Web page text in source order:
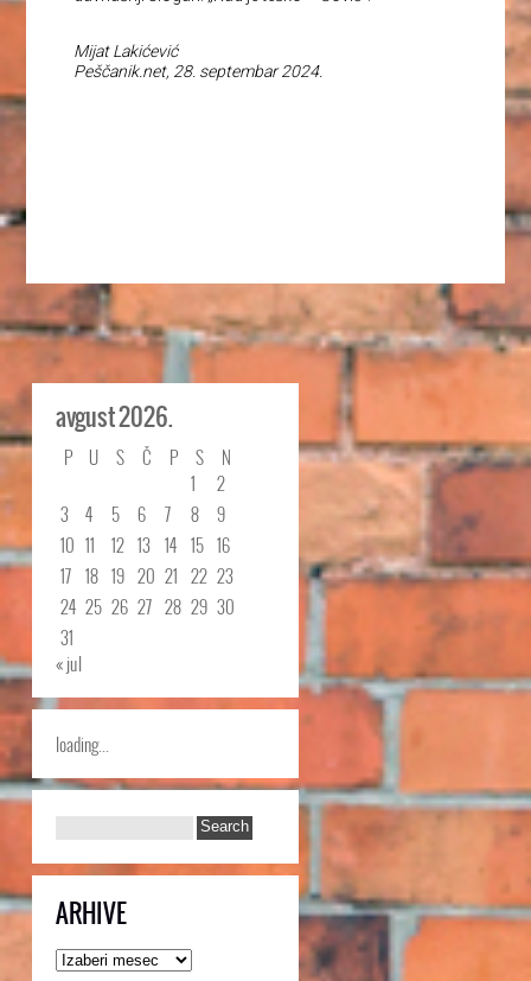
Mijat Lakićević
Peščanik.net, 28. septembar 2024.
avgust 2026.
P U S Č P S
N
1
2
3
4 5 6 7 8
9
10 11 12 13 14 15 16
17 18 19 20 21 22 23
24 25 26 27 28 29 30
31
« jul
loading...
ARHIVE
Arhive